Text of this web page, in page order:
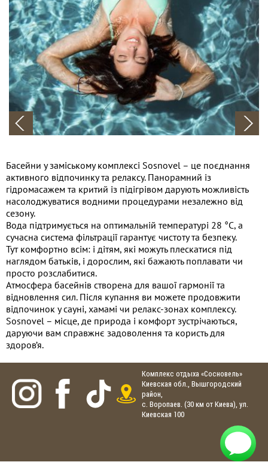
Басейни у заміському комплексі Sosnovel – це поєднання
активного відпочинку та релаксу. Панорамний із
гідромасажем та критий із підігрівом дарують можливість
насолоджуватися водними процедурами незалежно від
сезону.
Вода підтримується на оптимальній температурі 28 °C, а
сучасна система фільтрації гарантує чистоту та безпеку.
Тут комфортно всім: і дітям, які можуть плескатися під
наглядом батьків, і дорослим, які бажають поплавати чи
просто розслабитися.
Атмосфера басейнів створена для вашої гармонії та
відновлення сил. Після купання ви можете продовжити
відпочинок у сауні, хамамі чи релакс-зонах комплексу.
Sosnovel – місце, де природа і комфорт зустрічаються,
даруючи вам справжнє задоволення та користь для
здоров’я.
Комплекс отдыха «Сосновель»
Киевская обл., Вышгородский
район,
с. Воропаев. (30 км от Киева), ул.
Киевская 100